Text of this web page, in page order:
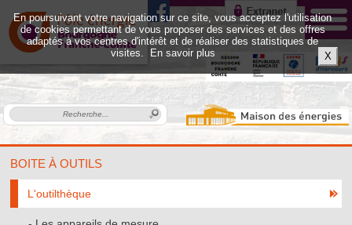
BOITE À OUTILS
L'outilthèque
En poursuivant votre navigation sur ce site, vous acceptez l'utilisation
de cookies permettant de vous proposer des services et des offres
adaptés à vos centres d'intérêt et de réaliser des statistiques de
visites.
En savoir plus X